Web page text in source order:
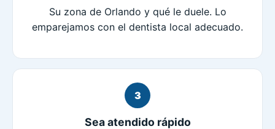
Su zona de Orlando y qué le duele. Lo
emparejamos con el dentista local adecuado.
3
Sea atendido rápido